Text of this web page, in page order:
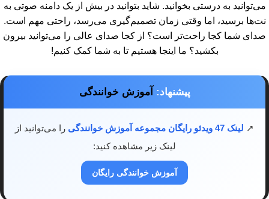
می‌توانید به درستی بخوانید. شاید بتوانید در بیش از یک دامنه صوتی به
نت‌ها برسید، اما وقتی زمان تصمیم‌گیری می‌رسد، راحتی مهم است.
صدای شما کجا راحت‌تر است؟ از کجا صدای عالی را می‌توانید بیرون
بکشید؟ ما اینجا هستیم تا به شما کمک کنیم!
پیشنهاد: آموزش خوانندگی
↗️ لینک 47 ویدئو رایگان مجموعه آموزش خوانندگی
را می‌توانید از
لینک زیر مشاهده کنید:
آموزش خوانندگی رایگان